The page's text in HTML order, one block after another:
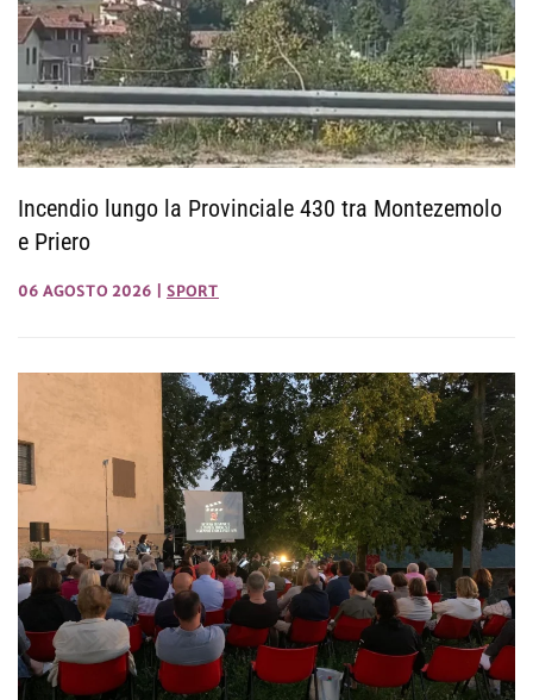
Incendio lungo la Provinciale 430 tra Montezemolo
e Priero
06 AGOSTO 2026 SPORT